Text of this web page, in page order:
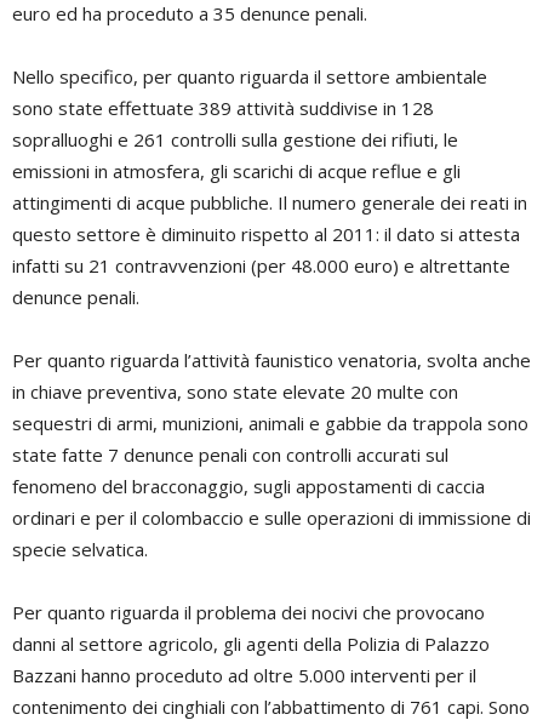
euro ed ha proceduto a 35 denunce penali.
Nello specifico, per quanto riguarda il settore ambientale
sono state effettuate 389 attività suddivise in 128
sopralluoghi e 261 controlli sulla gestione dei rifiuti, le
emissioni in atmosfera, gli scarichi di acque reflue e gli
attingimenti di acque pubbliche. Il numero generale dei reati in
questo settore è diminuito rispetto al 2011: il dato si attesta
infatti su 21 contravvenzioni (per 48.000 euro) e altrettante
denunce penali.
Per quanto riguarda l’attività faunistico venatoria, svolta anche
in chiave preventiva, sono state elevate 20 multe con
sequestri di armi, munizioni, animali e gabbie da trappola sono
state fatte 7 denunce penali con controlli accurati sul
fenomeno del bracconaggio, sugli appostamenti di caccia
ordinari e per il colombaccio e sulle operazioni di immissione di
specie selvatica.
Per quanto riguarda il problema dei nocivi che provocano
danni al settore agricolo, gli agenti della Polizia di Palazzo
Bazzani hanno proceduto ad oltre 5.000 interventi per il
contenimento dei cinghiali con l’abbattimento di 761 capi. Sono